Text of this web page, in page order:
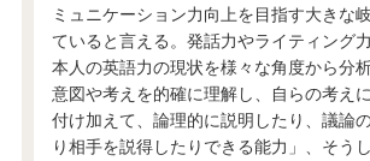
ミュニケーション力向上を目指す大きな
ていると言える。発話力やライティング
本人の英語力の現状を様々な角度から分
意図や考えを的確に理解し、自らの考え
付け加えて、論理的に説明したり、議論
り相手を説得したりできる能力」、そう